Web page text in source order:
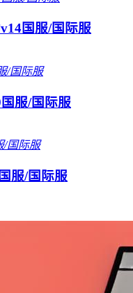
国服/国际服
服/国际服
服/国际服